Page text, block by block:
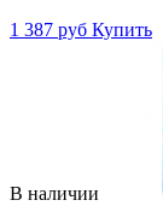
1 387 руб Купить
В наличии